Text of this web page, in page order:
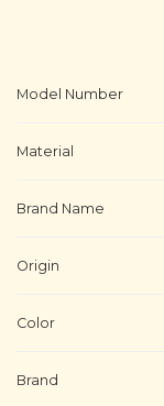
Model Number
Material
Brand Name
Origin
Color
Brand